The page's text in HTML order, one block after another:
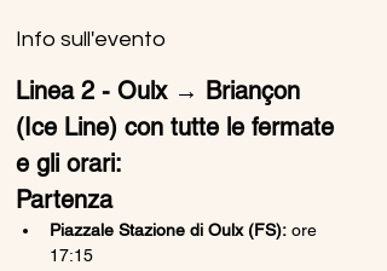
Info sull'evento
Linea 2 - Oulx → Briançon
(Ice Line) con tutte le fermate
e gli orari:
Partenza
Piazzale Stazione di Oulx (FS): ore
17:15